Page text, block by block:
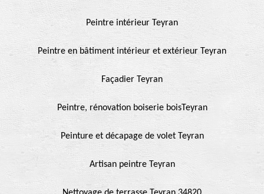
Peintre intérieur Teyran
Peintre en bâtiment intérieur et extérieur Teyran
Façadier Teyran
Peintre, rénovation boiserie boisTeyran
Peinture et décapage de volet Teyran
Artisan peintre Teyran